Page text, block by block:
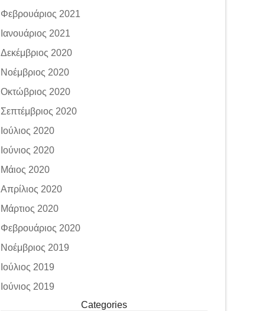
Φεβρουάριος 2021
Ιανουάριος 2021
Δεκέμβριος 2020
Νοέμβριος 2020
Οκτώβριος 2020
Σεπτέμβριος 2020
Ιούλιος 2020
Ιούνιος 2020
Μάιος 2020
Απρίλιος 2020
Μάρτιος 2020
Φεβρουάριος 2020
Νοέμβριος 2019
Ιούλιος 2019
Ιούνιος 2019
Categories